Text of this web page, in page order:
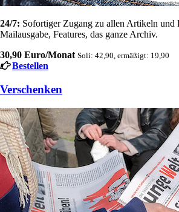
24/7: Sofortiger Zugang zu allen Artikeln und
Mailausgabe, Features, das ganze Archiv.
30,90 Euro/Monat Soli: 42,90, ermäßigt: 19,90
Bestellen
Verschenken